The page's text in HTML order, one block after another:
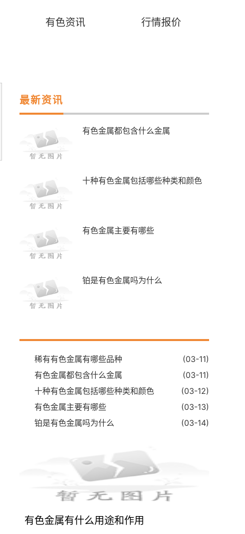
有色资讯 行情报价
最新资讯
有色金属都包含什么金属
十种有色金属包括哪些种类和颜色
有色金属主要有哪些
铂是有色金属吗为什么
稀有有色金属有哪些品种
(03-11)
有色金属都包含什么金属
(03-11)
十种有色金属包括哪些种类和颜色
(03-12)
有色金属主要有哪些
(03-13)
铂是有色金属吗为什么
(03-14)
有色金属有什么用途和作用